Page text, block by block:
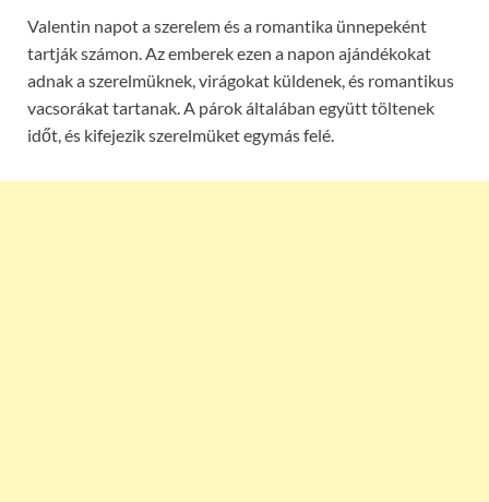
Valentin napot a szerelem és a romantika ünnepeként
tartják számon. Az emberek ezen a napon ajándékokat
adnak a szerelmüknek, virágokat küldenek, és romantikus
vacsorákat tartanak. A párok általában együtt töltenek
időt, és kifejezik szerelmüket egymás felé.